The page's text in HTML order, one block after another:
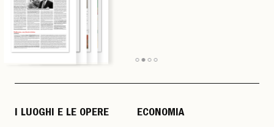
I LUOGHI E LE OPERE ECONOMIA